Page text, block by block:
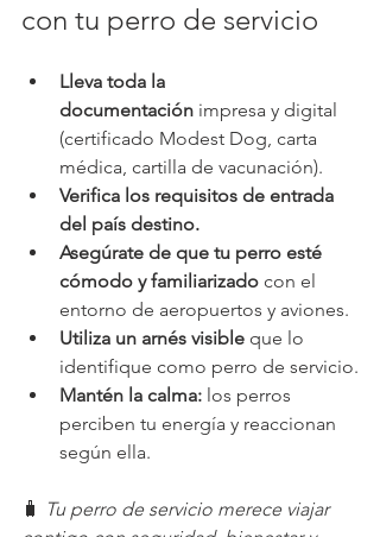
con tu perro de servicio
Lleva toda la
documentación impresa y digital
(certificado Modest Dog, carta
médica, cartilla de vacunación).
Verifica los requisitos de entrada
del país destino.
Asegúrate de que tu perro esté
cómodo y familiarizado con el
entorno de aeropuertos y aviones.
Utiliza un arnés visible que lo
identifique como perro de servicio.
Mantén la calma: los perros
perciben tu energía y reaccionan
según ella.
🧳
Tu perro de servicio merece viajar